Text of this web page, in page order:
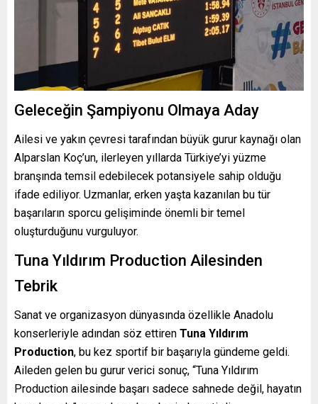
Geleceğin Şampiyonu Olmaya Aday
Ailesi ve yakın çevresi tarafından büyük gurur kaynağı olan
Alparslan Koç’un, ilerleyen yıllarda Türkiye’yi yüzme
branşında temsil edebilecek potansiyele sahip olduğu
ifade ediliyor. Uzmanlar, erken yaşta kazanılan bu tür
başarıların sporcu gelişiminde önemli bir temel
oluşturduğunu vurguluyor.
Tuna Yıldırım Production Ailesinden
Tebrik
Sanat ve organizasyon dünyasında özellikle Anadolu
konserleriyle adından söz ettiren Tuna Yıldırım
Production, bu kez sportif bir başarıyla gündeme geldi.
Aileden gelen bu gurur verici sonuç, “Tuna Yıldırım
Production ailesinde başarı sadece sahnede değil, hayatın